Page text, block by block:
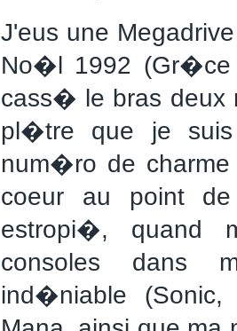
J'eus une
No�l 1992
cass� le bras deux
pl�tre que je
num�ro de
coeur au point
estropi�, quand
consoles dans
ind�niable